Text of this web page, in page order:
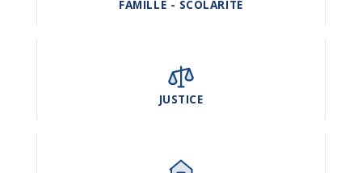
FAMILLE - SCOLARITÉ
JUSTICE